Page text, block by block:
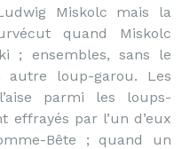
Miskolc mais la
quand Miskolc
; ensembles, sans le
autre loup-garou. Les
parmi les loups-
effrayés par l’un d’eux
Bête ; quand un